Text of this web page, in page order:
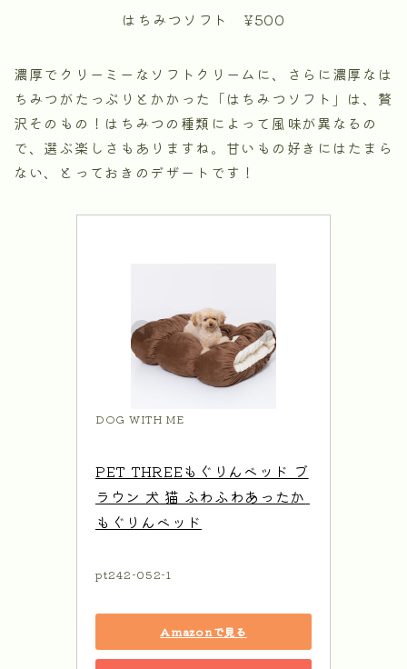
はちみつソフト ¥500
濃厚でクリーミーなソフトクリームに、さらに濃厚なは
ちみつがたっぷりとかかった「はちみつソフト」は、贅
沢そのもの！はちみつの種類によって風味が異なるの
で、選ぶ楽しさもありますね。甘いもの好きにはたまら
ない、とっておきのデザートです！
DOG WITH ME
PET THREEもぐりんベッド ブ
ラウン 犬 猫 ふわふわあったか
もぐりんベッド
pt242-052-1
Amazonで見る